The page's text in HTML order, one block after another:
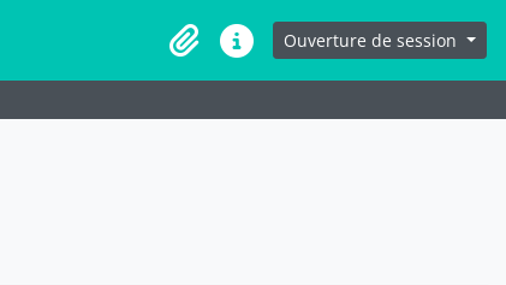
Presse-papier
Liens rapidesOuverture de session